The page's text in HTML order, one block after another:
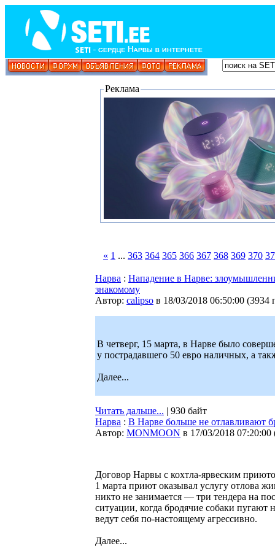
Реклама
« 1 ... 363 364 365 366 367 368 369 370
Нарва : Нападение в Нарве:
знакомому
Автор: calipso в 18/03/2018 06:50:00 (3934
В четверг, 15 марта, в Нарве было
у пострадавшего 50 евро наличных, а
Далее...
Читать дальше... | 930 байт
Нарва : В Нарве больше не отлавливают
Автор: MONMOON в 17/03/2018 07:20:00
Договор Нарвы с кохтла-ярвеским
1 марта приют оказывал услугу отлова
никто не занимается — три тендера на
ситуации, когда бродячие собаки
ведут себя по-настоящему агрессивно.
Далее...